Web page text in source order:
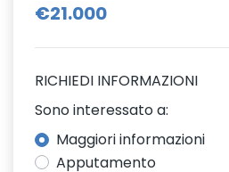
€21.000
RICHIEDI INFORMAZIONI
Sono interessato a:
Maggiori informazioni
Apputamento